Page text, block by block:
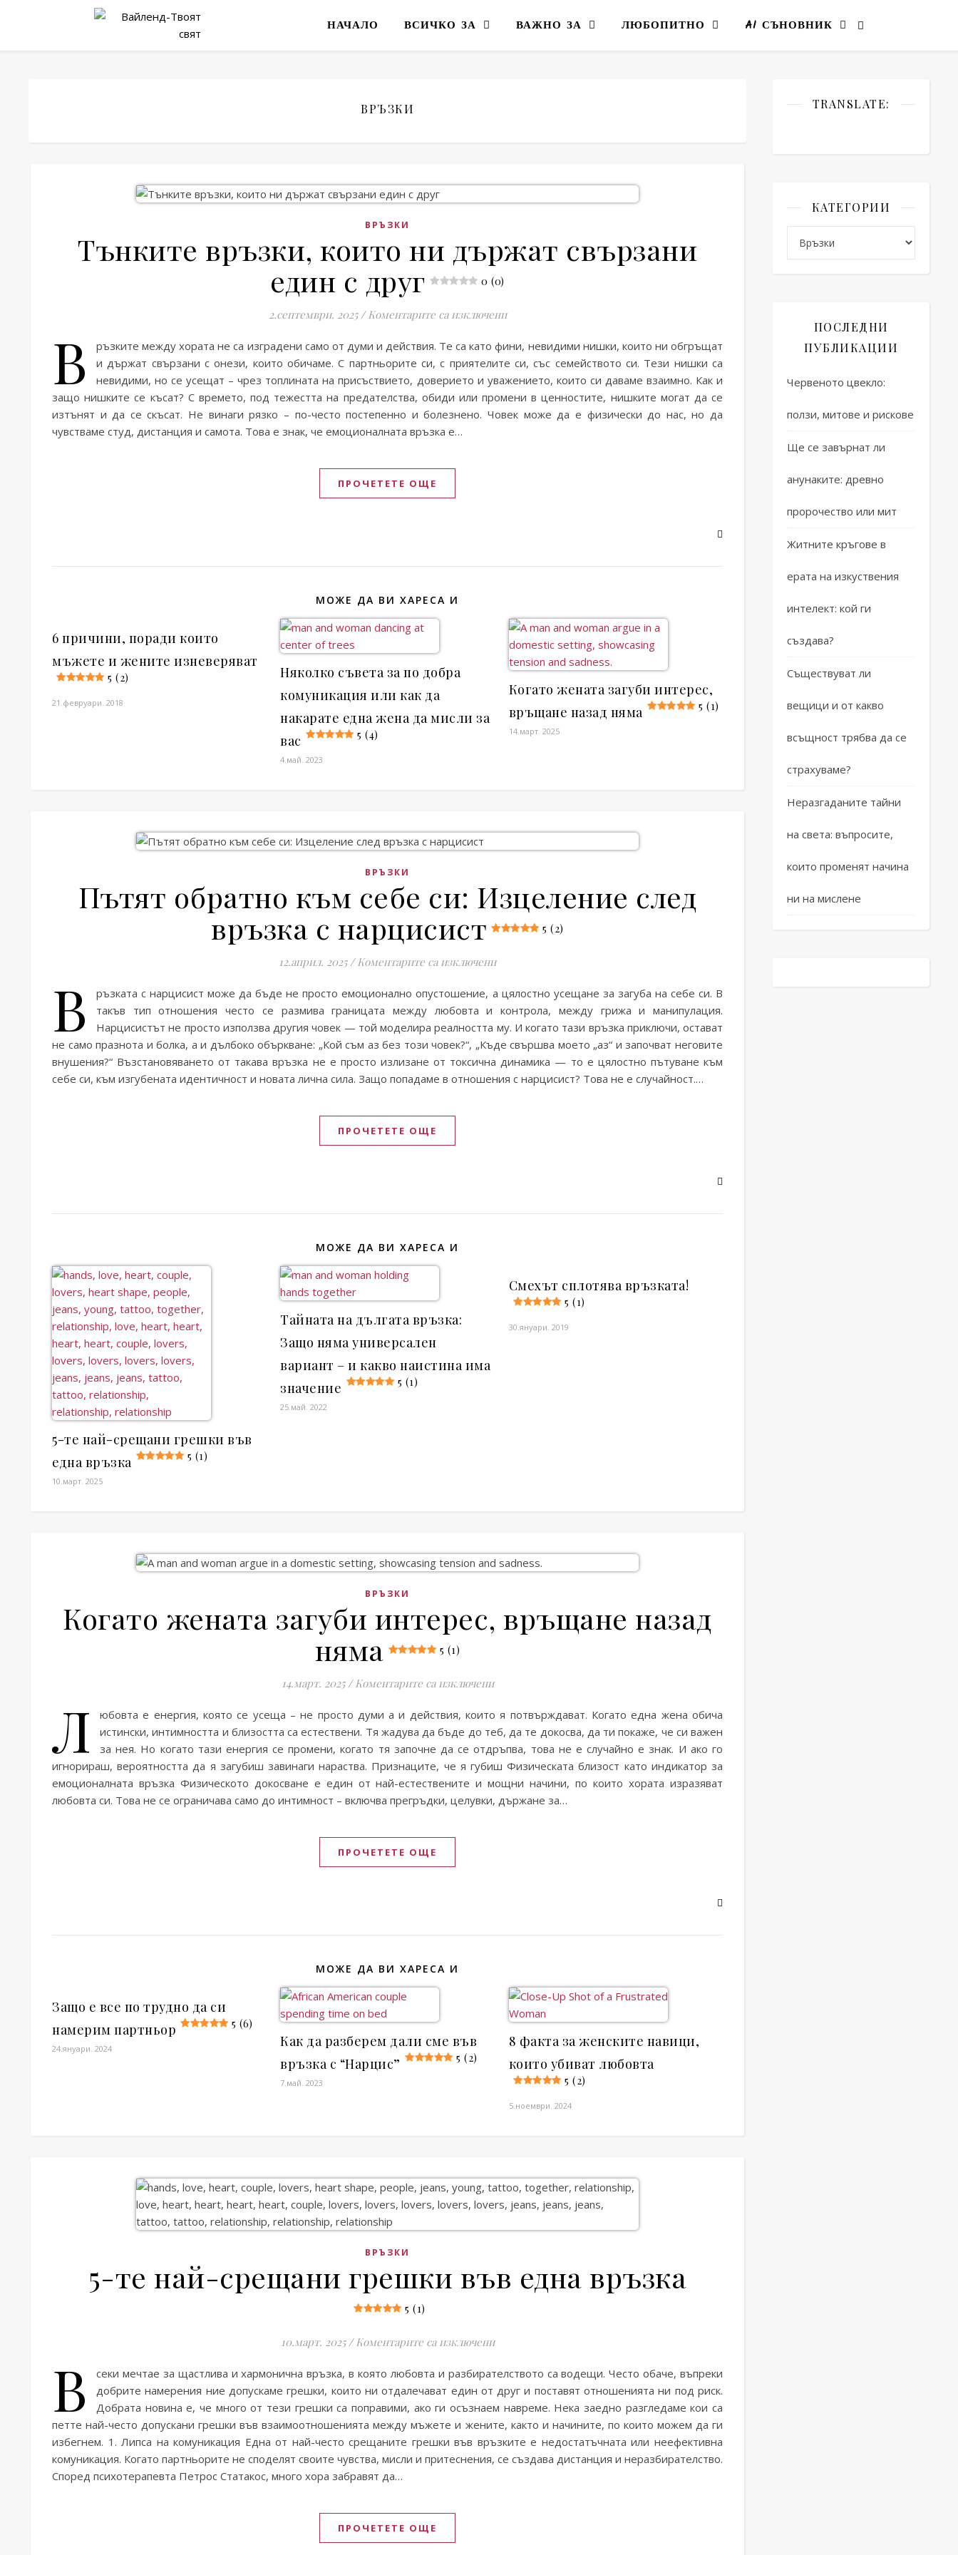
НАЧАЛО ВСИЧКО ЗА ВАЖНО ЗА ЛЮБОПИТНО AI СЪНОВНИК
ВРЪЗКИ
ВРЪЗКИ
Тънките връзки, които ни държат свързани
един с друг
0 (0)
2.септември. 2025 / Коментарите са изключениза Тънките връзки, които ни държат свързани един с друг
В
ръзките между хората не са изградени само от думи и действия. Те са като фини, невидими нишки, които ни обгръщат
и държат свързани с онези, които обичаме. С партньорите си, с приятелите си, със семейството си. Тези нишки са
невидими, но се усещат – чрез топлината на присъствието, доверието и уважението, които си даваме взаимно. Как и
защо нишките се късат? С времето, под тежестта на предателства, обиди или промени в ценностите, нишките могат да се
изтънят и да се скъсат. Не винаги рязко – по-често постепенно и болезнено. Човек може да е физически до нас, но да
чувстваме студ, дистанция и самота. Това е знак, че емоционалната връзка е…
ПРОЧЕТЕТЕ ОЩЕ
МОЖЕ ДА ВИ ХАРЕСА И
6 причини, поради които
мъжете и жените изневеряват
5 (2)
21.февруари. 2018
Няколко съвета за по добра
комуникация или как да
накарате една жена да мисли за
вас
5 (4)
4.май. 2023
Когато жената загуби интерес,
връщане назад няма
5 (1)
14.март. 2025
ВРЪЗКИ
Пътят обратно към себе си: Изцеление след
връзка с нарцисист
5 (2)
12.април. 2025 / Коментарите са изключениза Пътят обратно към себе си: Изцеление след връзка с нарцисист
В
ръзката с нарцисист може да бъде не просто емоционално опустошение, а цялостно усещане за загуба на себе си. В
такъв тип отношения често се размива границата между любовта и контрола, между грижа и манипулация.
Нарцисистът не просто използва другия човек — той моделира реалността му. И когато тази връзка приключи, остават
не само празнота и болка, а и дълбоко объркване: „Кой съм аз без този човек?“, „Къде свършва моето „аз“ и започват неговите
внушения?“ Възстановяването от такава връзка не е просто излизане от токсична динамика — то е цялостно пътуване към
себе си, към изгубената идентичност и новата лична сила. Защо попадаме в отношения с нарцисист? Това не е случайност.…
ПРОЧЕТЕТЕ ОЩЕ
МОЖЕ ДА ВИ ХАРЕСА И
5-те най-срещани грешки във
една връзка
5 (1)
10.март. 2025
Тайната на дългата връзка:
Защо няма универсален
вариант – и какво наистина има
значение
5 (1)
25.май. 2022
Смехът сплотява връзката!
5 (1)
30.януари. 2019
ВРЪЗКИ
Когато жената загуби интерес, връщане назад
няма
5 (1)
14.март. 2025 / Коментарите са изключениза Когато жената загуби интерес, връщане назад няма
Л
юбовта е енергия, която се усеща – не просто думи а и действия, които я потвърждават. Когато една жена обича
истински, интимността и близостта са естествени. Тя жадува да бъде до теб, да те докосва, да ти покаже, че си важен
за нея. Но когато тази енергия се промени, когато тя започне да се отдръпва, това не е случайно е знак. И ако го
игнорираш, вероятността да я загубиш завинаги нараства. Признаците, че я губиш Физическата близост като индикатор за
емоционалната връзка Физическото докосване е един от най-естествените и мощни начини, по които хората изразяват
любовта си. Това не се ограничава само до интимност – включва прегръдки, целувки, държане за…
ПРОЧЕТЕТЕ ОЩЕ
МОЖЕ ДА ВИ ХАРЕСА И
Защо е все по трудно да си
намерим партньор
5 (6)
24.януари. 2024
Как да разберем дали сме във
връзка с “Нарцис”
5 (2)
7.май. 2023
8 факта за женските навици,
които убиват любовта
5 (2)
5.ноември. 2024
ВРЪЗКИ
5-те най-срещани грешки във една връзка
5 (1)
10.март. 2025 / Коментарите са изключениза 5-те най-срещани грешки във една връзка
В
секи мечтае за щастлива и хармонична връзка, в която любовта и разбирателството са водещи. Често обаче, въпреки
добрите намерения ние допускаме грешки, които ни отдалечават един от друг и поставят отношенията ни под риск.
Добрата новина е, че много от тези грешки са поправими, ако ги осъзнаем навреме. Нека заедно разгледаме кои са
петте най-често допускани грешки във взаимоотношенията между мъжете и жените, както и начините, по които можем да ги
избегнем. 1. Липса на комуникация Една от най-често срещаните грешки във връзките е недостатъчната или неефективна
комуникация. Когато партньорите не споделят своите чувства, мисли и притеснения, се създава дистанция и неразбирателство.
Според психотерапевта Петрос Статакос, много хора забравят да…
ПРОЧЕТЕТЕ ОЩЕ
TRANSLATE:
КАТЕГОРИИ
ПОСЛЕДНИ
ПУБЛИКАЦИИ
Червеното цвекло:
ползи, митове и рискове
Ще се завърнат ли
анунаките: древно
пророчество или мит
Житните кръгове в
ерата на изкуствения
интелект: кой ги
създава?
Съществуват ли
вещици и от какво
всъщност трябва да се
страхуваме?
Неразгаданите тайни
на света: въпросите,
които променят начина
ни на мислене